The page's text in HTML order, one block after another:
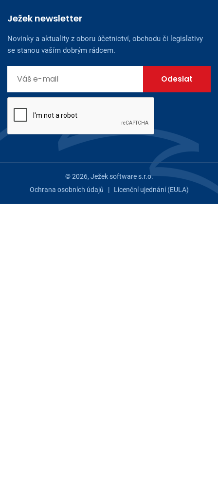
Ježek newsletter
Novinky a aktuality z oboru účetnictví, obchodu či legislativy
se stanou vaším dobrým rádcem.
© 2026, Ježek software s.r.o.
Ochrana osobních údajů | Licenční ujednání (EULA)